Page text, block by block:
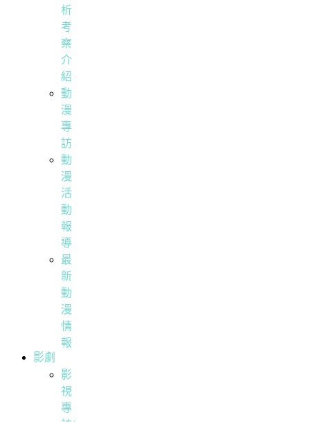
析
考
察
介
紹
動
漫
專
訪
動
漫
活
動
報
導
最
新
動
漫
情
報
影劇
影
視
專